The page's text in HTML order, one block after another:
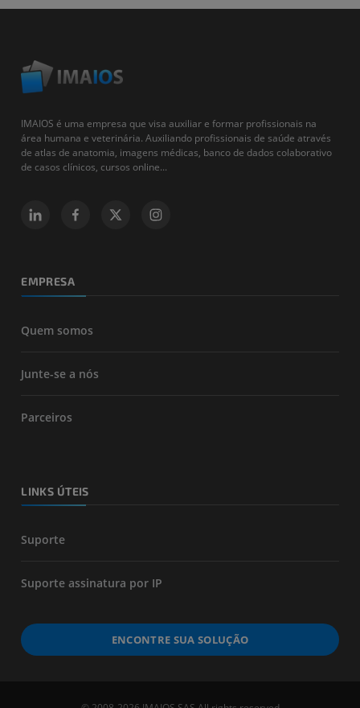
IMAIOS é uma empresa que visa auxiliar e formar profissionais na
área humana e veterinária. Auxiliando profissionais de saúde através
de atlas de anatomia, imagens médicas, banco de dados colaborativo
de casos clínicos, cursos online...
EMPRESA
Quem somos
Junte-se a nós
Parceiros
LINKS ÚTEIS
Suporte
Suporte assinatura por IP
ENCONTRE SUA SOLUÇÃO